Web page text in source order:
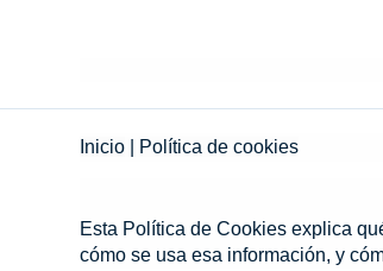
Inicio Política de cookies
Esta Política de Cookies explica
cómo se usa esa información, y